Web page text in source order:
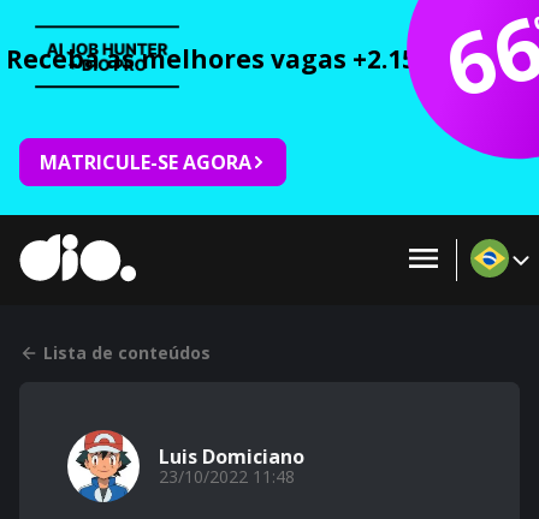
Receba as melhores vagas +2.150 cursos
MATRICULE-SE AGORA
Lista de conteúdos
Luis Domiciano
23/10/2022 11:48